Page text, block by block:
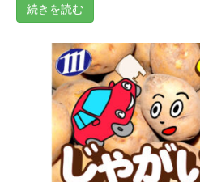
続きを読む